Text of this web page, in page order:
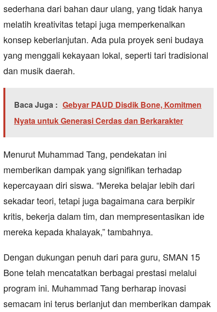
sederhana dari bahan daur ulang, yang tidak hanya
melatih kreativitas tetapi juga memperkenalkan
konsep keberlanjutan. Ada pula proyek seni budaya
yang menggali kekayaan lokal, seperti tari tradisional
dan musik daerah.
Baca Juga : Gebyar PAUD Disdik Bone, Komitmen
Nyata untuk Generasi Cerdas dan Berkarakter
Menurut Muhammad Tang, pendekatan ini
memberikan dampak yang signifikan terhadap
kepercayaan diri siswa. “Mereka belajar lebih dari
sekadar teori, tetapi juga bagaimana cara berpikir
kritis, bekerja dalam tim, dan mempresentasikan ide
mereka kepada khalayak,” tambahnya.
Dengan dukungan penuh dari para guru, SMAN 15
Bone telah mencatatkan berbagai prestasi melalui
program ini. Muhammad Tang berharap inovasi
semacam ini terus berlanjut dan memberikan dampak